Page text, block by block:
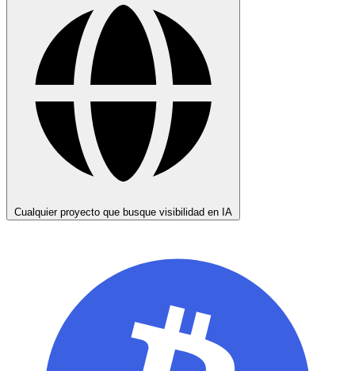
Cualquier proyecto que busque visibilidad en IA